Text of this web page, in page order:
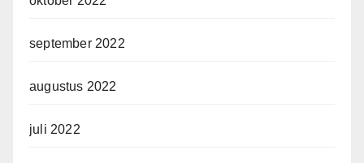
september 2022
augustus 2022
juli 2022